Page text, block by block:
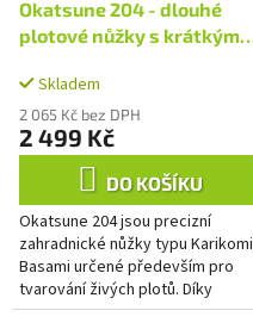
Okatsune 204 - dlouhé
plotové nůžky s krátkými
Skladem
2 065 Kč bez DPH
2 499 Kč
DO KOŠÍKU
Okatsune 204 jsou precizní
zahradnické nůžky typu Karikomi
Basami určené především pro
tvarování živých plotů. Díky
ostrým čepelím a pevným